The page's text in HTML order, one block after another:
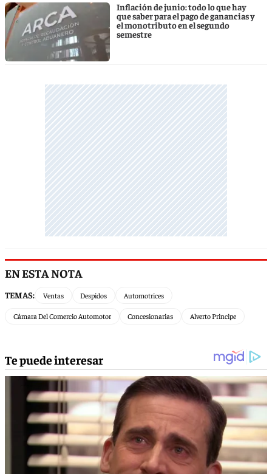
Inflación de junio: todo lo que hay
que saber para el pago de ganancias y
el monotributo en el segundo
semestre
EN ESTA NOTA
TEMAS: Ventas Despidos Automotrices
Cámara Del Comercio Automotor Concesionarias Alverto Principe